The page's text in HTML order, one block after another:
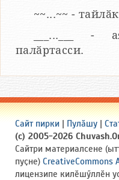
~~...~~ -
___...___ -
палӑртасси.
Сайт пирки | Пулӑшу |
(c) 2005-2026
Сайтри материалсене
пуҫне)
лицензипе килӗшӳллӗн